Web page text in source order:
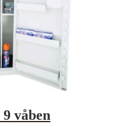
våben